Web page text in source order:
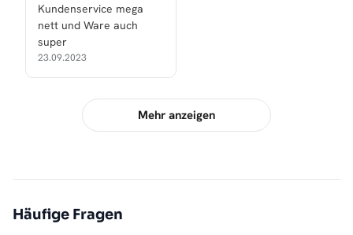
Kundenservice mega
nett und Ware auch
super
23.09.2023
Mehr anzeigen
Häufige Fragen